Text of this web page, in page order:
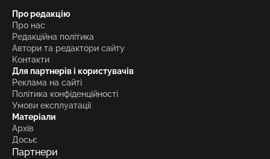
Про редакцію
Про нас
Редакційна політика
Автори та редактори сайту
Контакти
Для партнерів і користувачів
Реклама на сайті
Політика конфіденційності
Умови експлуатації
Матеріали
Архів
Досьє
Партнери